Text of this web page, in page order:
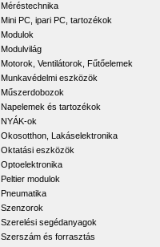
Méréstechnika
Mini PC, ipari PC, tartozékok
Modulok
Modulvilág
Motorok, Ventilátorok, Fűtőelemek
Munkavédelmi eszközök
Műszerdobozok
Napelemek és tartozékok
NYÁK-ok
Okosotthon, Lakáselektronika
Oktatási eszközök
Optoelektronika
Peltier modulok
Pneumatika
Szenzorok
Szerelési segédanyagok
Szerszám és forrasztás